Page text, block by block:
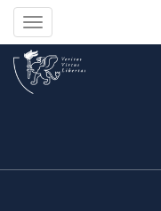
Toggle
navigation